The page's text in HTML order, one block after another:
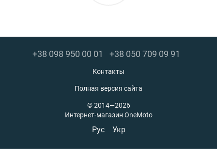
+38 098 950 00 01 +38 050 709 09 91
Контакты
Полная версия сайта
© 2014—2026
Интернет-магазин OneMoto
Рус Укр